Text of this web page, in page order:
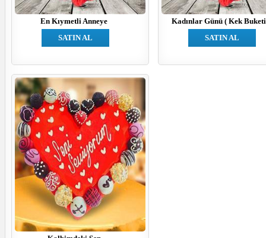
En Kıymetli Anneye
SATIN AL
Kadınlar Günü ( Kek
SATIN AL